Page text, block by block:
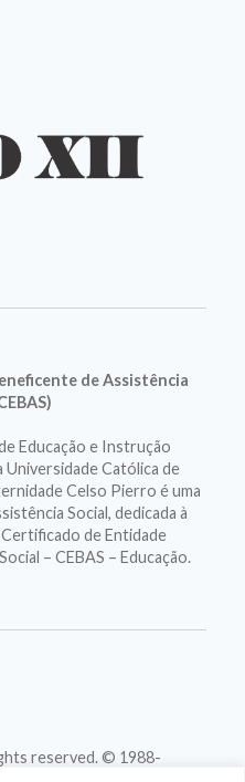
de Assistência
Educação e Instrução
Católica de
Celso Pierro é uma
Social, dedicada à
de Entidade
– CEBAS – Educação.
reserved. © 1988-